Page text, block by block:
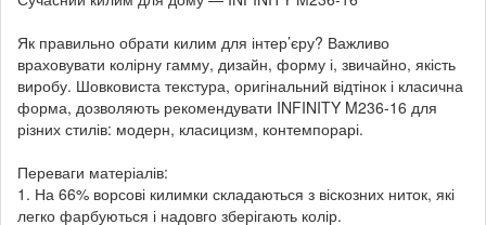
Як правильно обрати килим для інтер’єру? Важливо
враховувати колірну гамму, дизайн, форму і, звичайно, якість
виробу. Шовковиста текстура, оригінальний відтінок і класична
форма, дозволяють рекомендувати INFINITY M236-16 для
різних стилів: модерн, класицизм, контемпорарі.
Переваги матеріалів:
1. На 66% ворсові килимки складаються з віскозних ниток, які
легко фарбуються і надовго зберігають колір.